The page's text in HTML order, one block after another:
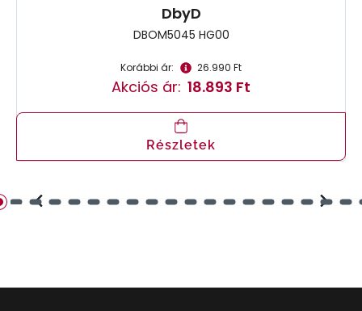
DbyD
DBOM5045 HG00
Korábbi ár: 26.990 Ft
Akciós ár: 18.893 Ft
Részletek